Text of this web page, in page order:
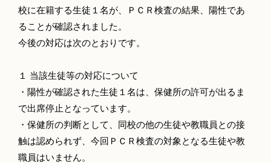
校に在籍する生徒１名が、ＰＣＲ検査の結果、陽性であ
ることが確認されました。
今後の対応は次のとおりです。
１ 当該生徒等の対応について
・陽性が確認された生徒１名は、保健所の許可が出るま
で出席停止となっています。
・保健所の判断として、同校の他の生徒や教職員との接
触は認められず、今回ＰＣＲ検査の対象となる生徒や教
職員はいません。